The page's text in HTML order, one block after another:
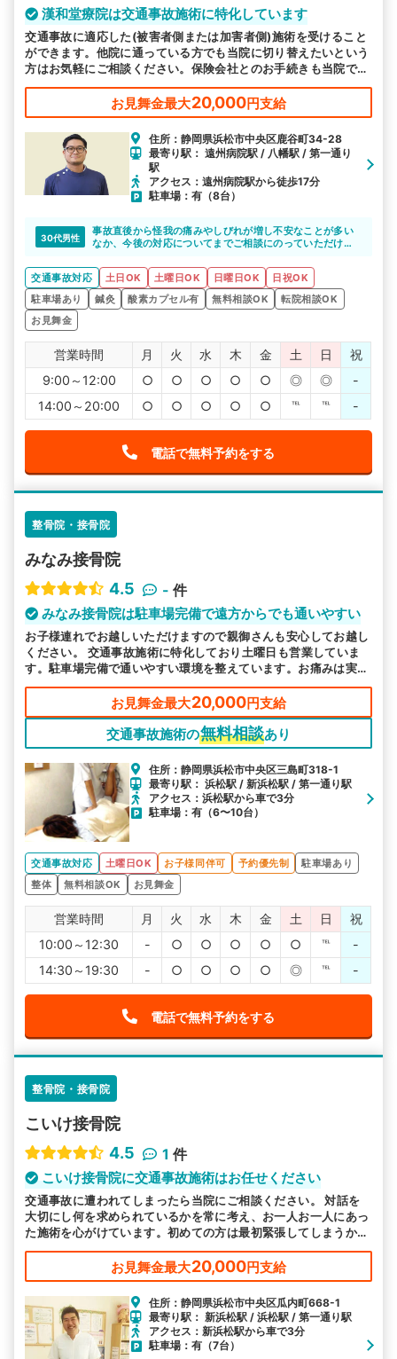
漢和堂療院は交通事故施術に特化しています
交通事故に適応した(被害者側または加害者側)施術を受けること
ができます。他院に通っている方でも当院に切り替えたいという
方はお気軽にご相談ください。保険会社とのお手続きも当院でサ
ポートします。
お見舞金最大20,000円支給
住所：静岡県浜松市中央区鹿谷町34-28
最寄り駅： 遠州病院駅 / 八幡駅 / 第一通り
駅
アクセス：遠州病院駅から徒歩17分
駐車場：有（8台）
30代男性
事故直後から怪我の痛みやしびれが増し不安なことが多い
なか、今後の対応についてまでご相談にのっていただけた
た。
とても感謝しています。ありがとうございます。
交通事故対応 土日OK 土曜日OK 日曜日OK
日祝OK
駐車場あり
鍼灸 酸素カプセル有 無料相談OK
転院相談OK
お見舞金
営業時間 月 火 水 木 金 土 日
祝
9:00～12:00
○ ○ ○ ○ ○ ◎ ◎
-
14:00～20:00
○ ○ ○ ○ ○ ℡ ℡ -
電話で無料予約をする
整骨院・接骨院
みなみ接骨院
4.5
- 件
みなみ接骨院は駐車場完備で遠方からでも通いやすい
お子様連れでお越しいただけますので親御さんも安心してお越し
ください。 交通事故施術に特化しており土曜日も営業していま
す。駐車場完備で通いやすい環境を整えています。お痛みは実績
豊富な当院へご相談ください。
お見舞金最大20,000円支給
交通事故施術の無料相談あり
住所：静岡県浜松市中央区三島町318-1
最寄り駅： 浜松駅 / 新浜松駅 / 第一通り駅
アクセス：浜松駅から車で3分
駐車場：有（6〜10台）
交通事故対応 土曜日OK お子様同伴可 予約優先制
駐車場あり
整体
無料相談OK お見舞金
営業時間 月 火 水 木 金 土 日
祝
10:00～12:30
- ○ ○ ○ ○ ○ ℡
-
14:30～19:30
- ○ ○ ○ ○ ◎ ℡ -
電話で無料予約をする
整骨院・接骨院
こいけ接骨院
4.5
1 件
こいけ接骨院に交通事故施術はお任せください
交通事故に遭われてしまったら当院にご相談ください。 対話を
大切にし何を求められているかを常に考え、お一人お一人にあっ
た施術を心がけています。初めての方は最初緊張してしまうかも
しれませんが、じっくりと聞かせていただきますで、ご安心くだ
お見舞金最大20,000円支給
住所：静岡県浜松市中央区瓜内町668-1
最寄り駅： 新浜松駅 / 浜松駅 / 第一通り駅
アクセス：新浜松駅から車で3分
駐車場：有（7台）